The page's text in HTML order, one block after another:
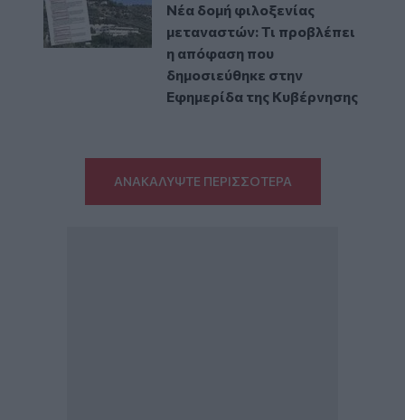
Νέα δομή φιλοξενίας
μεταναστών: Τι προβλέπει
η απόφαση που
δημοσιεύθηκε στην
Εφημερίδα της Κυβέρνησης
ΑΝΑΚΑΛΥΨΤΕ ΠΕΡΙΣΣΟΤΕΡΑ